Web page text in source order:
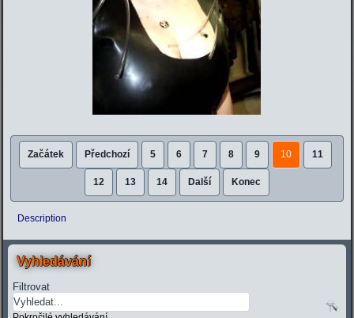
Začátek Předchozí 5 6 7 8 9 10 11
12 13 14 Další Konec
Description
Vyhledávání
Filtrovat